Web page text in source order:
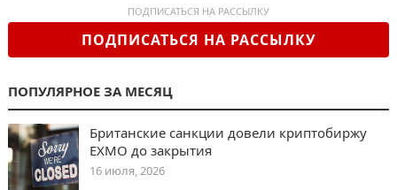
ПОДПИСАТЬСЯ НА РАССЫЛКУ
ПОДПИСАТЬСЯ НА РАССЫЛКУ
ПОПУЛЯРНОЕ ЗА МЕСЯЦ
Британские санкции довели криптобиржу
EXMO до закрытия
16 июля, 2026